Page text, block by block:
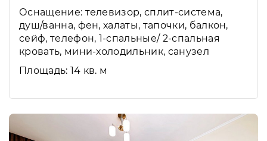
Оснащение: телевизор, сплит-система,
душ/ванна, фен, халаты, тапочки, балкон,
сейф, телефон, 1-спальные/ 2-спальная
кровать, мини-холодильник, санузел
Площадь: 14 кв. м